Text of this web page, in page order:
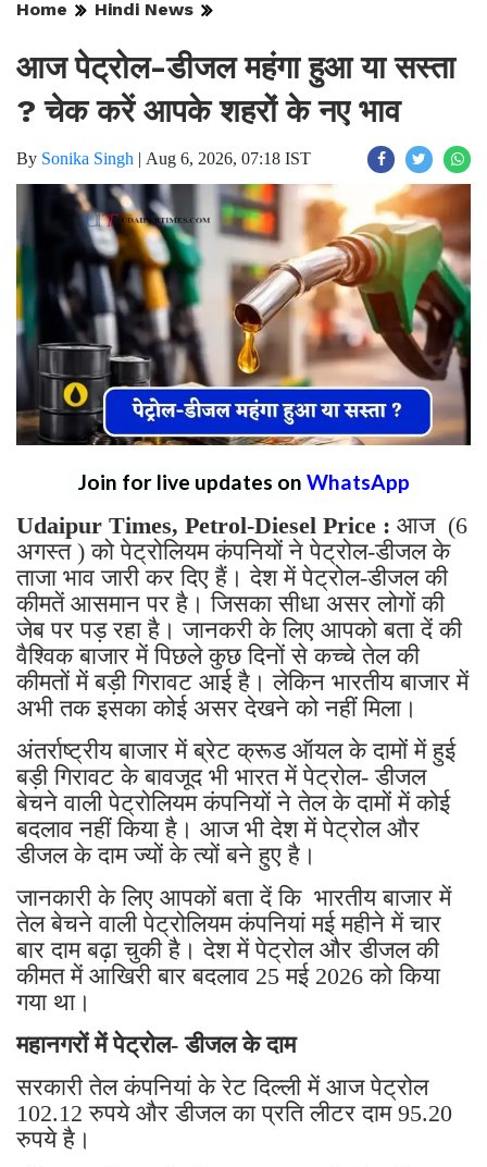
Home Hindi News
आज पेट्रोल-डीजल महंगा हुआ या सस्ता
? चेक करें आपके शहरों के नए भाव
By Sonika Singh | Aug 6, 2026, 07:18 IST
Join for live updates on WhatsApp
Udaipur Times, Petrol-Diesel Price : आज (6
अगस्त ) को पेट्रोलियम कंपनियों ने पेट्रोल-डीजल के
ताजा भाव जारी कर दिए हैं। देश में पेट्रोल-डीजल की
कीमतें आसमान पर है। जिसका सीधा असर लोगों की
जेब पर पड़ रहा है। जानकरी के लिए आपको बता दें की
वैश्विक बाजार में पिछले कुछ दिनों से कच्चे तेल की
कीमतों में बड़ी गिरावट आई है। लेकिन भारतीय बाजार में
अभी तक इसका कोई असर देखने को नहीं मिला।
अंतर्राष्ट्रीय बाजार में ब्रेट क्रूड ऑयल के दामों में हुई
बड़ी गिरावट के बावजूद भी भारत में पेट्रोल- डीजल
बेचने वाली पेट्रोलियम कंपनियों ने तेल के दामों में कोई
बदलाव नहीं किया है। आज भी देश में पेट्रोल और
डीजल के दाम ज्यों के त्यों बने हुए है।
जानकारी के लिए आपकों बता दें कि भारतीय बाजार में
तेल बेचने वाली पेट्रोलियम कंपनियां मई महीने में चार
बार दाम बढ़ा चुकी है। देश में पेट्रोल और डीजल की
कीमत में आखिरी बार बदलाव 25 मई 2026 को किया
गया था।
महानगरों में पेट्रोल- डीजल के दाम
सरकारी तेल कंपनियां के रेट दिल्ली में आज पेट्रोल
102.12 रुपये और डीजल का प्रति लीटर दाम 95.20
रुपये है।